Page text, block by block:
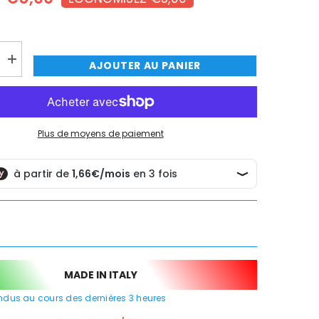
MAINTENANT
MAINTENANT
MAINTENANT
MAINTENANT
Augmenter
la
quantité
Distributeur
automatique
avec
photocellule
AJOUTER AU PANIER
Plus de moyens de paiement
MADE IN ITALY
au cours des dernières 3 heures